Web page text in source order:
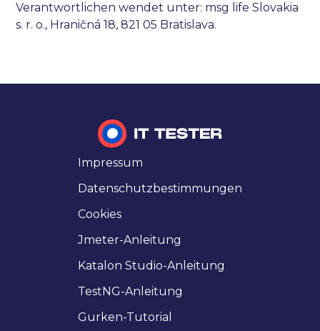
Verantwortlichen wendet unter: msg life Slovakia
s. r. o., Hraničná 18, 821 05 Bratislava.
Impressum
Datenschutzbestimmungen
Cookies
Jmeter-Anleitung
Katalon Studio-Anleitung
TestNG-Anleitung
Gurken-Tutorial